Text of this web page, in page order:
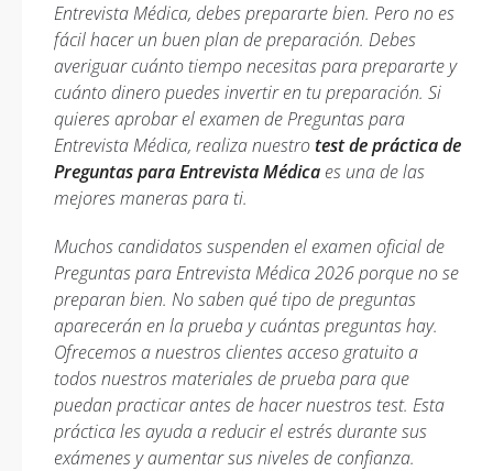
Entrevista Médica, debes prepararte bien. Pero no es
fácil hacer un buen plan de preparación. Debes
averiguar cuánto tiempo necesitas para prepararte y
cuánto dinero puedes invertir en tu preparación. Si
quieres aprobar el examen de Preguntas para
Entrevista Médica, realiza nuestro test de práctica de
Preguntas para Entrevista Médica es una de las
mejores maneras para ti.
Muchos candidatos suspenden el examen oficial de
Preguntas para Entrevista Médica 2026 porque no se
preparan bien. No saben qué tipo de preguntas
aparecerán en la prueba y cuántas preguntas hay.
Ofrecemos a nuestros clientes acceso gratuito a
todos nuestros materiales de prueba para que
puedan practicar antes de hacer nuestros test. Esta
práctica les ayuda a reducir el estrés durante sus
exámenes y aumentar sus niveles de confianza.